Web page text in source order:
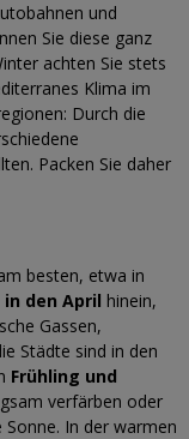
und
Sie diese ganz
achten Sie stets
Klima im
Durch die
Packen Sie daher
besten, etwa in
in den April hinein,
Gassen,
Städte sind in den
Frühling und
verfärben oder
In der warmen